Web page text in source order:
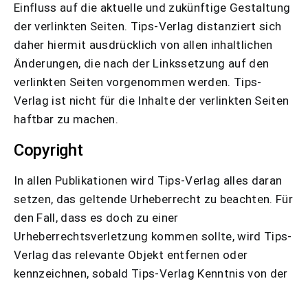
Einfluss auf die aktuelle und zukünftige Gestaltung
der verlinkten Seiten. Tips-Verlag distanziert sich
daher hiermit ausdrücklich von allen inhaltlichen
Änderungen, die nach der Linkssetzung auf den
verlinkten Seiten vorgenommen werden. Tips-
Verlag ist nicht für die Inhalte der verlinkten Seiten
haftbar zu machen.
Copyright
In allen Publikationen wird Tips-Verlag alles daran
setzen, das geltende Urheberrecht zu beachten. Für
den Fall, dass es doch zu einer
Urheberrechtsverletzung kommen sollte, wird Tips-
Verlag das relevante Objekt entfernen oder
kennzeichnen, sobald Tips-Verlag Kenntnis von der